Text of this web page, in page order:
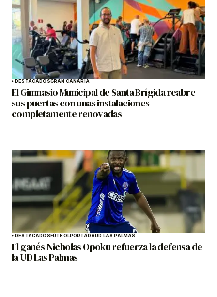
DESTACADOSGRAN CANARIA
El Gimnasio Municipal de Santa Brígida reabre
sus puertas con unas instalaciones
completamente renovadas
DESTACADOSFÚTBOLPORTADAUD LAS PALMAS
El ganés Nicholas Opoku refuerza la defensa de
la UD Las Palmas